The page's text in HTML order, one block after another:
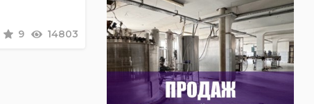
9 14803